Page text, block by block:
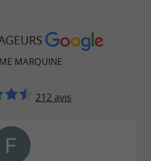
MARQUINE
212 avis